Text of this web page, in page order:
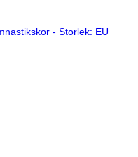
- Storlek: EU